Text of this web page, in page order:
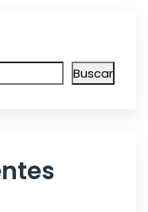
Buscar